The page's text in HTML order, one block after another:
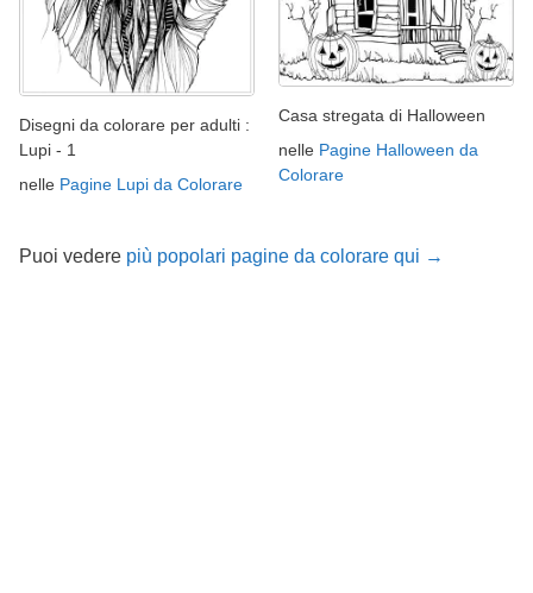
Disegni da colorare per adulti :
Lupi - 1
nelle Pagine Lupi da Colorare
Casa stregata di Halloween
nelle Pagine Halloween da
Colorare
Puoi vedere più popolari pagine da colorare qui →